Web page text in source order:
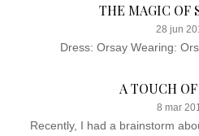
THE MAGIC OF
28 jun
Dress: Orsay Wearing:
A TOUCH
8 mar
Recently, I had a brainstorm